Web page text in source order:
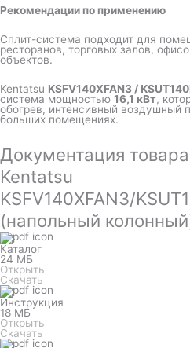
Рекомендации по применению
Сплит-система подходит для
ресторанов, торговых залов,
объектов.
Kentatsu KSFV140XFAN3 /
система мощностью 16,1 кВт,
обогрев, интенсивный воздушный
больших помещениях.
Документация
Kentatsu
KSFV140XFAN3/
(напольный
Каталог
24 МБ
Открыть
Скачать
Инструкция
18 МБ
Открыть
Скачать